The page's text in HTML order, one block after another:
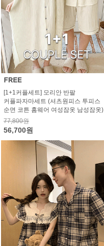
[1+1커플세트] 모리안 반팔
커플파자마세트 (셔츠원피스 투피스
순면 코튼 홈웨어 여성잠옷 남성잠옷)
77,800원
56,700원